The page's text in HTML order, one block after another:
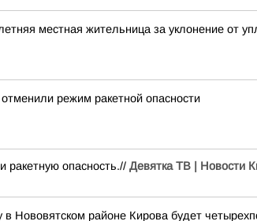
местная жительница за уклонение от
режим ракетной опасности
ракетную опасность.// Девятка ТВ | Новости
в Нововятском районе Кирова будет